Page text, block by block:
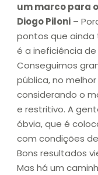
um marco para
Diogo Piloni –
pontos que ainda
é a ineficiência
Conseguimos
pública, no
considerando o
e restritivo. A
óbvia, que é
com condições
Bons resultados
Mas há um